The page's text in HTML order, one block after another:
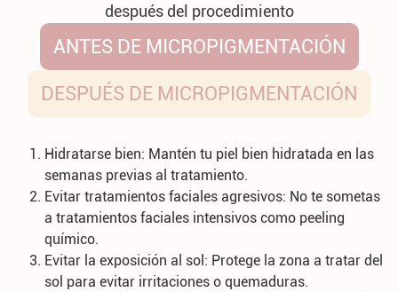
después del procedimiento
ANTES DE MICROPIGMENTACIÓN
DESPUÉS DE MICROPIGMENTACIÓN
Hidratarse bien: Mantén tu piel bien hidratada en las
semanas previas al tratamiento.
Evitar tratamientos faciales agresivos: No te sometas
a tratamientos faciales intensivos como peeling
químico.
Evitar la exposición al sol: Protege la zona a tratar del
sol para evitar irritaciones o quemaduras.